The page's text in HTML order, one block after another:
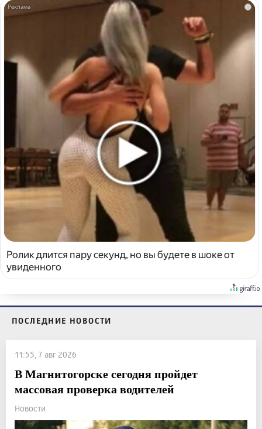
i
Ролик длится пару секунд, но вы будете в шоке от
увиденного
ПОСЛЕДНИЕ НОВОСТИ
11:55, 7 авг 2026
В Магнитогорске сегодня пройдет
массовая проверка водителей
Новости